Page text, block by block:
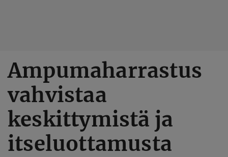
pääsisältöön
Ampumaharrastus
vahvistaa
keskittymistä ja
itseluottamusta